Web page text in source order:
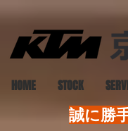
HOME STOCK
誠に勝